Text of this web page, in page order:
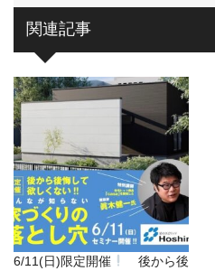
関連記事
6/11(日)限定開催
後から後